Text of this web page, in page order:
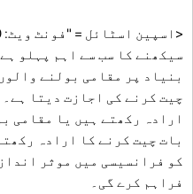
سیکھنے کا سب سے اہم پہلو
بنیاد پر مقامی بولنے
چیت کرنے کی اجازت دیتا
ارادہ رکھتے ہیں یا مقامی
بات چیت کرنے کا ارادہ
کو فرانسیسی میں موثر
فراہم کرے گی۔